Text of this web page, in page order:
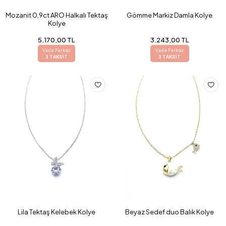
Mozanit 0,9ct ARO Halkalı Tektaş
Kolye
5.170,00 TL
Vade Farksız
3 TAKSİT
Gömme Markiz Damla Kolye
3.243,00 TL
Vade Farksız
3 TAKSİT
Lila Tektaş Kelebek Kolye Beyaz Sedef duo Balık Kolye